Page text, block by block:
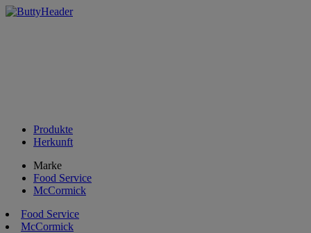
Produkte
Herkunft
Marke
Food Service
McCormick
Food Service
McCormick